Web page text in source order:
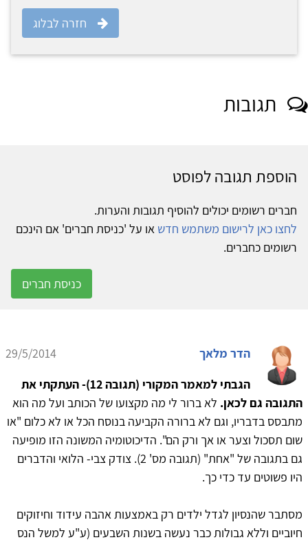
חזרה לבלוג
תגובות
הוספת תגובה לפוסט
חברים רשומים יכולים להוסיף תגובות והערות.
לחצו כאן לרישום משתמש חדש או על 'כניסת חברים' אם הינכם
רשומים כחברים.
כניסת חברים
הדר מלאך
29/5/2014
הגבתי למאמר המקורי (תגובה 12)- העתקתי את
התגובה גם לכאן. לא ברור לי מה מקצועו של הכותב ועל מה הוא
מתבסס בדבריו, וגם לא ברורה הקביעה בנוסח הכל או לא כלום "או
שום תסכול וצער או אך ורק הם". הדיכוטומיה המשונה הזו מופיעה
גם בתגובה של "אחת" (תגובה מס' 2). צודק צבי- הלואי והדברים
היו פשוטים עד כדי כך.
מסתבר שהנסיון לגדל ילדים רק באמצעות אהבה עידוד וחיזוקים
חיוביים וללא גבולות כבר נעשה בשנות השבעים (ע"ע למשל הנס